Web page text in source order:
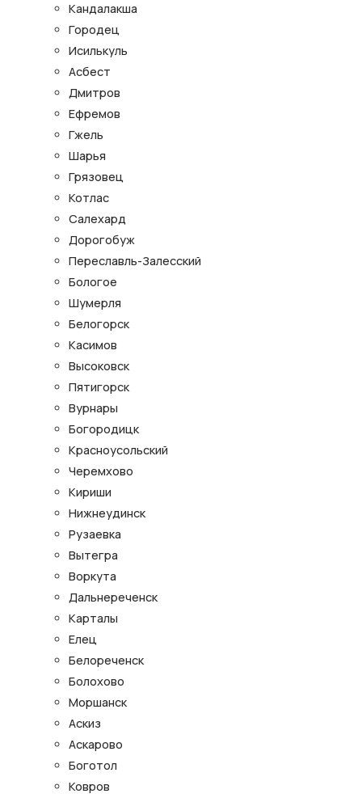
Кандалакша
Городец
Исилькуль
Асбест
Дмитров
Ефремов
Гжель
Шарья
Грязовец
Котлас
Салехард
Дорогобуж
Переславль-Залесский
Бологое
Шумерля
Белогорск
Касимов
Высоковск
Пятигорск
Вурнары
Богородицк
Красноусольский
Черемхово
Кириши
Нижнеудинск
Рузаевка
Вытегра
Воркута
Дальнереченск
Карталы
Елец
Белореченск
Болохово
Моршанск
Аскиз
Аскарово
Боготол
Ковров